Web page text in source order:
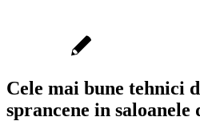
Cele mai bune tehnici
sprancene in saloanele